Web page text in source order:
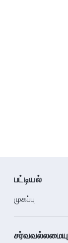
பட்டியல்
முகப்பு